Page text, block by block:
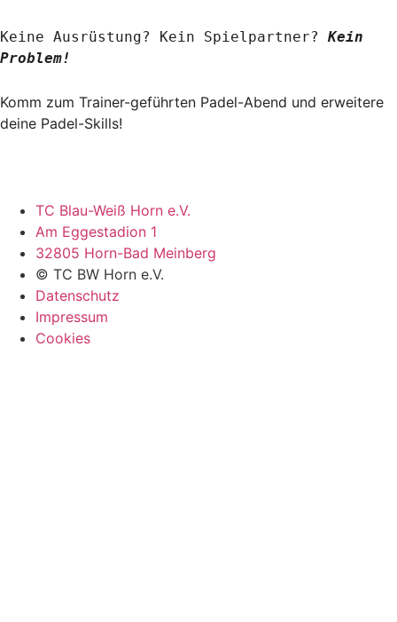
Keine Ausrüstung? Kein Spielpartner? Kein
Problem!
Komm zum Trainer-geführten Padel-Abend und erweitere
deine Padel-Skills!
TC Blau-Weiß Horn e.V.
Am Eggestadion 1
32805 Horn-Bad Meinberg
© TC BW Horn e.V.
Datenschutz
Impressum
Cookies